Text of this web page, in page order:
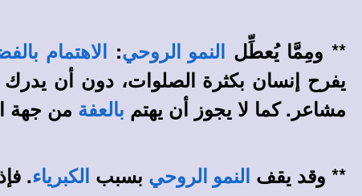
** ومِمَّا يُعطِّل النمو الروحي: الاهتمام
يفرح إنسان بكثرة الصلوات، دون أن يدرك
مشاعر. كما لا يجوز أن يهتم بالعفة من جهة
** وقد يقف النمو الروحي بسبب الكبرياء.